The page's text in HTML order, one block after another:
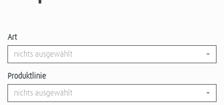
Art
nichts ausgewählt
Produktlinie
nichts ausgewählt